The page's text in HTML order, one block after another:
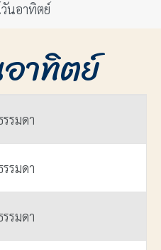
นอาทิตย์
าทิตย์
รมดา
รมดา
รมดา